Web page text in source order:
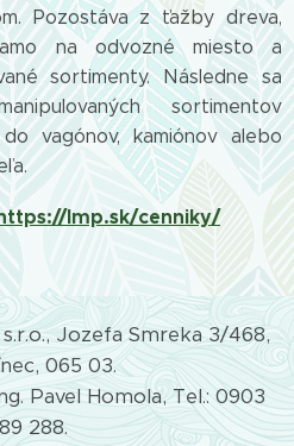
Pozostáva z ťažby dreva,
na odvozné miesto a
sortimenty. Následne sa
sortimentov
vagónov, kamiónov alebo
lmp.sk/cenniky/
Jozefa Smreka 3/468,
065 03.
Pavel Homola, Tel.: 0903
288.